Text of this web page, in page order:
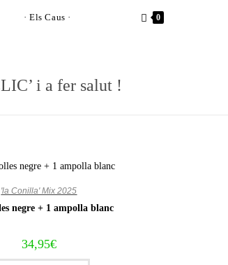
· Els Caus · 0
i a fer salut !
'la Conilla' Mix 2025
negre + 1 ampolla blanc
34,95€